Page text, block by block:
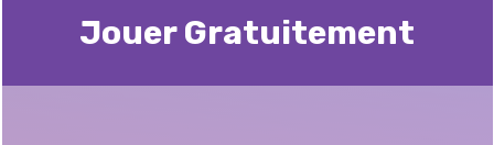
Jouer Gratuitement